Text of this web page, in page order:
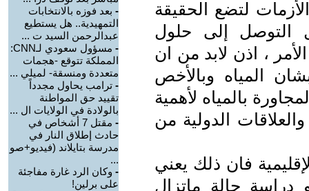
لتضع الحقيقة
التوصل إلى حلول
، اذن لابد من ان
المياه وبالأخص
بالمياه لأهمية
الدولية من
فان ذلك يعني
دراسة حالة ماتزال
- بعد فوزه بالانتخابات
التمهيدية.. هل يستطيع
عبدالرحمن السيد ت ...
-
مسؤول سعودي لـCNN:
المملكة تتوقع -هجمات
متعددة ومنسقة- لميلي ...
- ترامب يحاول مجدداً
تقييد حق المواطنة
بالولادة في الولايات ال ...
-
مقتل 7 أشخاص في
حادث إطلاق النار في
مدرسة بتايلاند (فيديو+صو
...
- وكان الرد غارة مفاجئة
على برلين!